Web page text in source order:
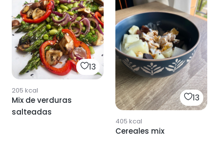
13
205 kcal
Mix de verduras
salteadas
13
405 kcal
Cereales mix